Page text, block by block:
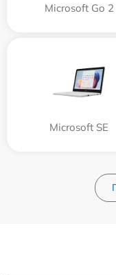
Microsoft Go 2
Microsoft SE